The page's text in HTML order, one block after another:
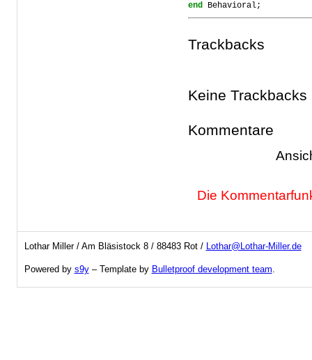
end
Behavioral;
Trackbacks
Keine Trackbacks
Kommentare
Die
Lothar Miller / Am Bläsistock 8 / 88483 Rot / Lothar@Lothar-Miller.de
Powered by s9y– Template by Bulletproof development team